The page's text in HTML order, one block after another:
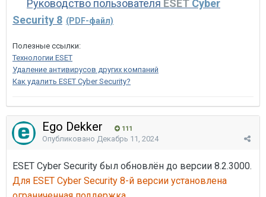
Руководство пользователя ESET Cyber
Security 8 (PDF-файл)
Полезные ссылки:
Технологии ESET
Удаление антивирусов других компаний
Как удалить ESET Cyber Security?
Ego Dekker 111
Опубликовано Декабрь 11, 2024
ESET Cyber Security был обновлён до версии 8.2.3000.
Для ESET Cyber Security 8-й версии установлена